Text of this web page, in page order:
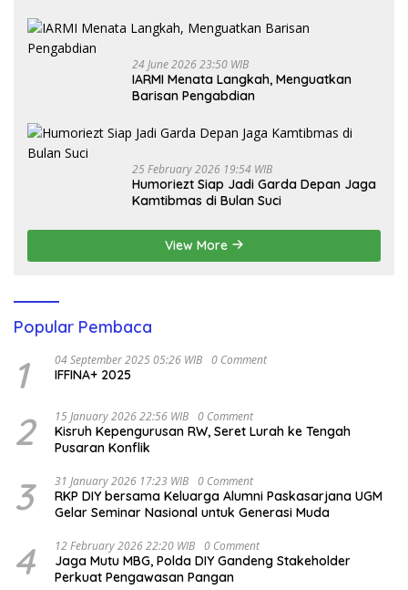
24 June 2026 23:50 WIB
IARMI Menata Langkah, Menguatkan
Barisan Pengabdian
25 February 2026 19:54 WIB
Humoriezt Siap Jadi Garda Depan Jaga
Kamtibmas di Bulan Suci
View More
Popular Pembaca
1 04 September 2025 05:26 WIB 0 Comment
IFFINA+ 2025
2 15 January 2026 22:56 WIB 0 Comment
Kisruh Kepengurusan RW, Seret Lurah ke Tengah
Pusaran Konflik
3 31 January 2026 17:23 WIB 0 Comment
RKP DIY bersama Keluarga Alumni Paskasarjana UGM
Gelar Seminar Nasional untuk Generasi Muda
4 12 February 2026 22:20 WIB 0 Comment
Jaga Mutu MBG, Polda DIY Gandeng Stakeholder
Perkuat Pengawasan Pangan